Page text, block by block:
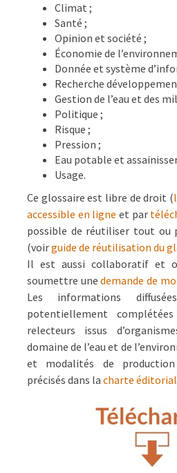
Climat ;
Santé ;
Opinion et société ;
Économie de
Donnée et système
Recherche
Gestion de l’eau et des
Politique ;
Risque ;
Pression ;
Eau potable et
Usage.
Ce glossaire est libre de droit (
accessible en ligne et par
possible de réutiliser tout ou
(voirguide de réutilisation du
Il est aussi collaboratif et
soumettre unedemande de
Les informations
potentiellement
relecteurs issus
domaine de l’eau et de
et modalités de
précisés dans la charte